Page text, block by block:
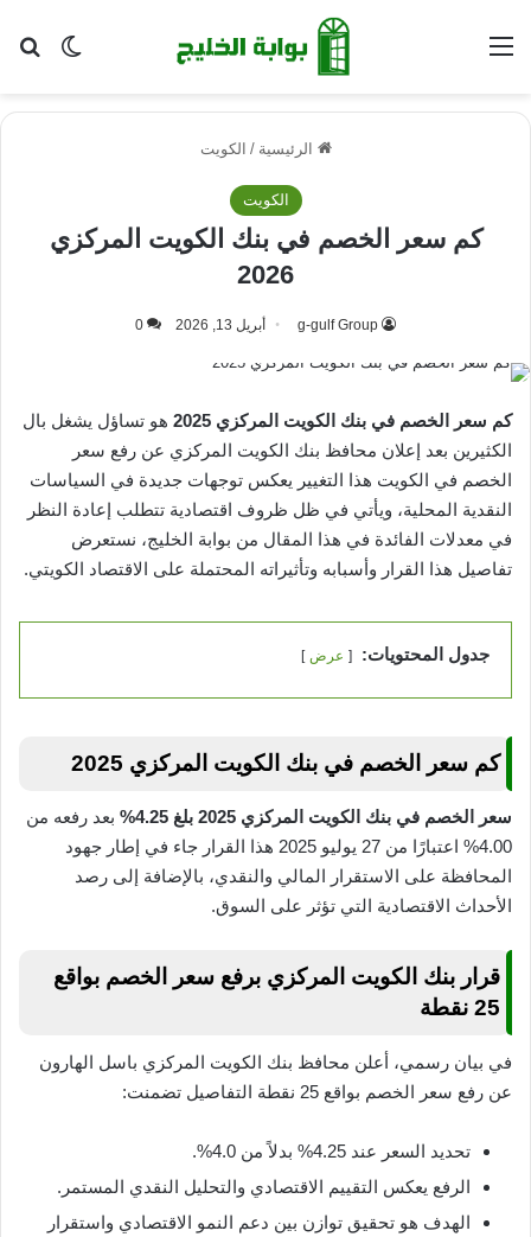
الوضع القائمة
الرئيسية / الكويت
الكويت
كم سعر الخصم في بنك الكويت المركزي
2026
g-gulf Group أبريل 13, 2026 0
كم سعر الخصم في بنك الكويت المركزي 2025
هو تساؤل يشغل بال
الكثيرين بعد إعلان محافظ بنك الكويت المركزي عن رفع سعر
الخصم في الكويت هذا التغيير يعكس توجهات جديدة في السياسات
النقدية المحلية، ويأتي في ظل ظروف اقتصادية تتطلب إعادة النظر
في معدلات الفائدة في هذا المقال من بوابة الخليج، نستعرض
تفاصيل هذا القرار وأسبابه وتأثيراته المحتملة على الاقتصاد الكويتي.
جدول المحتويات: عرض
كم سعر الخصم في بنك الكويت المركزي 2025
سعر الخصم في بنك الكويت المركزي 2025 بلغ 4.25%
بعد رفعه من
4.00% اعتبارًا من 27 يوليو 2025 هذا القرار جاء في إطار جهود
المحافظة على الاستقرار المالي والنقدي، بالإضافة إلى رصد
الأحداث الاقتصادية التي تؤثر على السوق.
قرار بنك الكويت المركزي برفع سعر الخصم بواقع
25 نقطة
في بيان رسمي، أعلن محافظ بنك الكويت المركزي باسل الهارون
عن رفع سعر الخصم بواقع 25 نقطة التفاصيل تضمنت:
تحديد السعر عند 4.25% بدلاً من 4.0%.
الرفع يعكس التقييم الاقتصادي والتحليل النقدي المستمر.
الهدف هو تحقيق توازن بين دعم النمو الاقتصادي واستقرار